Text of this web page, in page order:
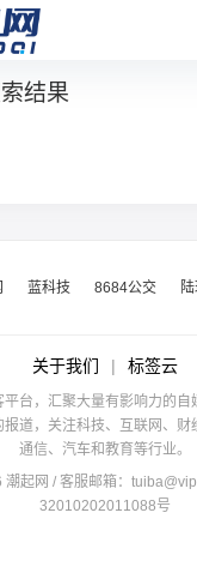
结果
蓝科技 8684公交
关于我们 | 标签云
台，汇聚大量有影响力的
道，关注科技、互联网、财
通信、汽车和教育等行业。
起网 / 客服邮箱：
32010202011088号